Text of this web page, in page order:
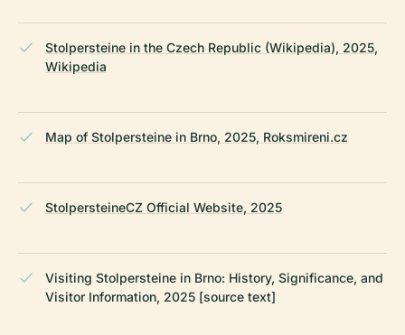
Stolpersteine in the Czech Republic (Wikipedia), 2025,
Wikipedia
Map of Stolpersteine in Brno, 2025, Roksmireni.cz
StolpersteineCZ Official Website, 2025
Visiting Stolpersteine in Brno: History, Significance, and
Visitor Information, 2025 [source text]